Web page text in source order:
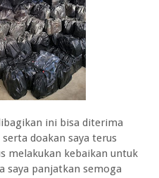
ini bisa diterima
doakan saya terus
melakukan kebaikan untuk
saya panjatkan semoga